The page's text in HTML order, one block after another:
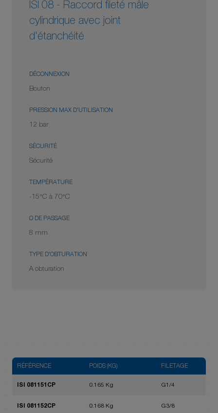
ISI 08 - Raccord fileté mâle
cylindrique avec joint
d'étanchéité
DÉCONNEXION
Bouton
PRESSION MAX D'UTILISATION
12 bar
SÉCURITÉ
Sécurité
TEMPÉRATURE
-15°C à 70°C
Ø DE PASSAGE
8 mm
TYPE D'OBTURATION
A obturation
RÉFÉRENCE POIDS (KG) FILETAGE
ISI 081151CP 0.165 Kg G1/4
ISI 081152CP 0.168 Kg G3/8